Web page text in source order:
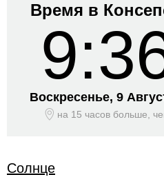
Время в
Воскресенье, 9
на 15 часов больше,
Солнце